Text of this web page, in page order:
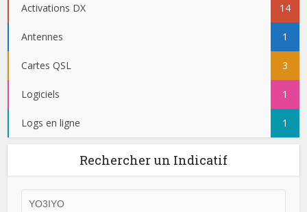
Activations DX 14
Antennes 1
Cartes QSL 3
Logiciels 1
Logs en ligne 1
Rechercher un Indicatif